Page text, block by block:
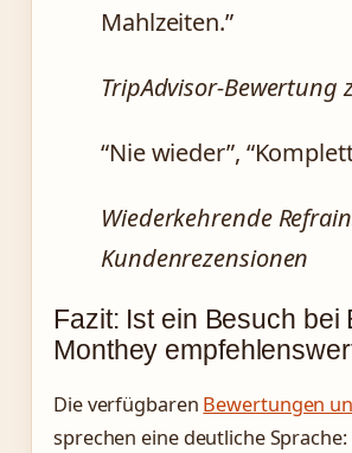
Mahlzeiten.”
TripAdvisor-Bewertung
“Nie wieder”,
Wiederkehrende
Kundenrezensionen
Fazit: Ist ein Besuch bei
Monthey
Die verfügbaren Bewertungen
sprechen eine deutliche